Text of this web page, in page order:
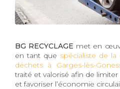
BG RECYCLAGE met en
en tant que spécialiste de
déchets à Garges-lès-
traité et valorisé afin de
et favoriser l’économie